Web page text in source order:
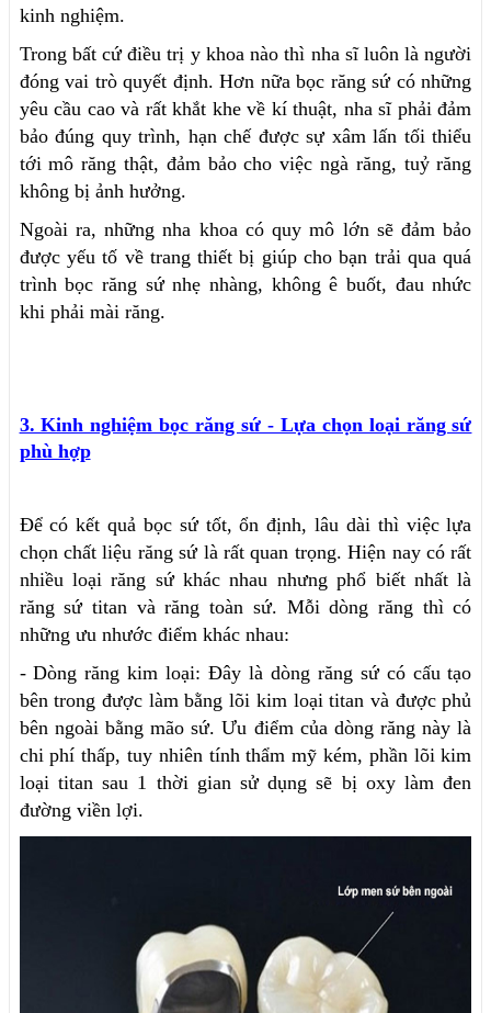
kinh nghiệm.
Trong bất cứ điều trị y khoa nào thì nha sĩ luôn là người
đóng vai trò quyết định. Hơn nữa bọc răng sứ có những
yêu cầu cao và rất khắt khe về kí thuật, nha sĩ phải đảm
bảo đúng quy trình, hạn chế được sự xâm lấn tối thiểu
tới mô răng thật, đảm bảo cho việc ngà răng, tuỷ răng
không bị ảnh hưởng.
Ngoài ra, những nha khoa có quy mô lớn sẽ đảm bảo
được yếu tố về trang thiết bị giúp cho bạn trải qua quá
trình bọc răng sứ nhẹ nhàng, không ê buốt, đau nhức
khi phải mài răng.
3. Kinh nghiệm bọc răng sứ - Lựa chọn loại răng sứ
phù hợp
Để có kết quả bọc sứ tốt, ổn định, lâu dài thì việc lựa
chọn chất liệu răng sứ là rất quan trọng. Hiện nay có rất
nhiều loại răng sứ khác nhau nhưng phổ biết nhất là
răng sứ titan và răng toàn sứ. Mỗi dòng răng thì có
những ưu nhước điểm khác nhau:
- Dòng răng kim loại: Đây là dòng răng sứ có cấu tạo
bên trong được làm bằng lõi kim loại titan và được phủ
bên ngoài bằng mão sứ. Ưu điểm của dòng răng này là
chi phí thấp, tuy nhiên tính thẩm mỹ kém, phần lõi kim
loại titan sau 1 thời gian sử dụng sẽ bị oxy làm đen
đường viền lợi.